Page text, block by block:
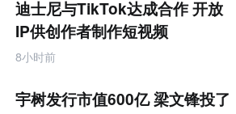
迪士尼与TikTok达成合作 开放
IP供创作者制作短视频
8小时前
宇树发行市值600亿 梁文锋投了